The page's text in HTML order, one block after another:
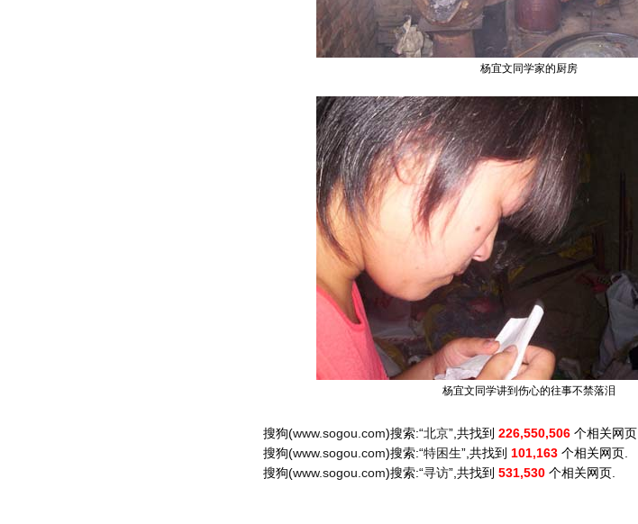
杨宜文同学家的厨房
杨宜文同学讲到伤心的往事不禁落泪
搜狗(www.sogou.com)搜索:“北京”,共找到 226,550,506 个相关网页.
搜狗(www.sogou.com)搜索:“特困生”,共找到 101,163 个相关网页.
搜狗(www.sogou.com)搜索:“寻访”,共找到 531,530 个相关网页.